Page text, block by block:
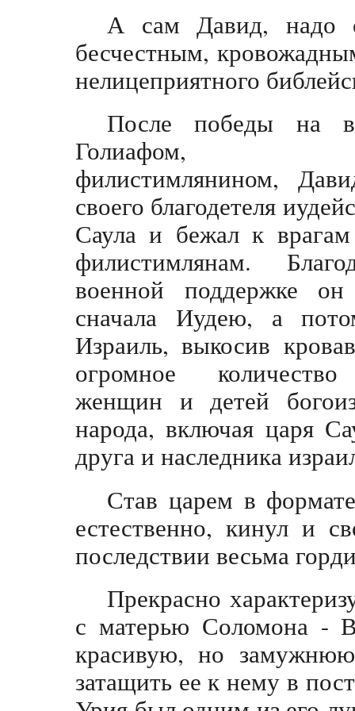
А сам Давид, надо
бесчестным,
нелицеприятного
После победы на
Голиафом,
филистимлянином,
своего благодетеля
Саула и бежал к
филистимлянам.
военной поддержке он
сначала Иудею, а
Израиль, выкосив
огромное
женщин и детей
народа, включая царя
друга и наследника
Став царем в
естественно, кинул и
последствии весьма
Прекрасно
с матерью Соломона -
красивую, но
затащить ее к нему в